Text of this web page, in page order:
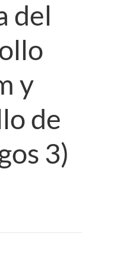
del
y
de
3)